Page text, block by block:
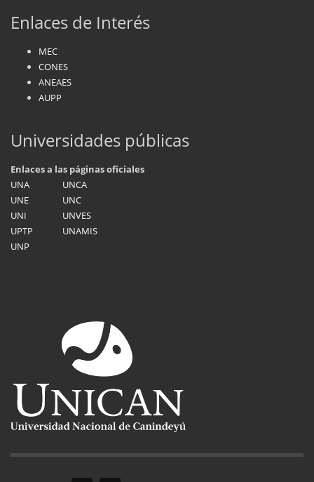
Enlaces de Interés
MEC
CONES
ANEAES
AUPP
Universidades públicas
Enlaces a las páginas oficiales
UNA
UNCA
UNE
UNC
UNI
UNVES
UPTP
UNAMIS
UNP